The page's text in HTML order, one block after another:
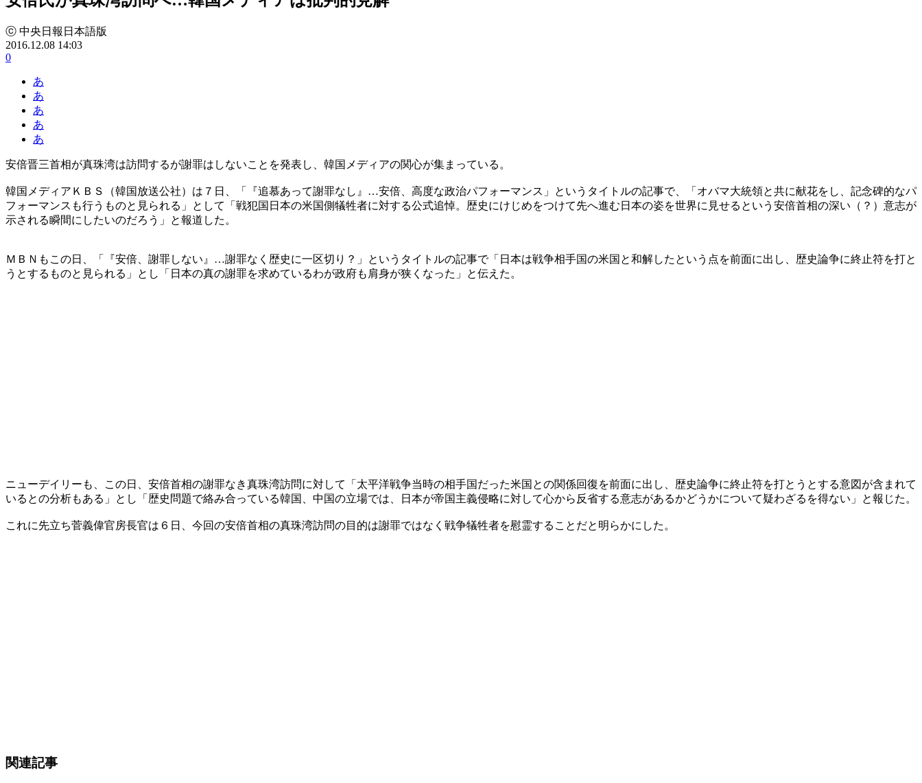
ⓒ 中央日報日本語版
2016.12.08 14:03
0
あ
あ
あ
あ
あ
安倍晋三首相が真珠湾は訪問するが謝罪はしないことを発表し、韓国メディアの関心が集まっている。
韓国メディアＫＢＳ（韓国放送公社）は７日、「『追慕あって謝罪なし』…安倍、高度な政治パフォーマンス」というタイトルの記事で、「オバマ大統領と共に献花をし、記念碑的なパ
フォーマンスも行うものと見られる」として「戦犯国日本の米国側犠牲者に対する公式追悼。歴史にけじめをつけて先へ進む日本の姿を世界に見せるという安倍首相の深い（？）意志が
示される瞬間にしたいのだろう」と報道した。
ＭＢＮもこの日、「『安倍、謝罪しない』…謝罪なく歴史に一区切り？」というタイトルの記事で「日本は戦争相手国の米国と和解したという点を前面に出し、歴史論争に終止符を打と
うとするものと見られる」とし「日本の真の謝罪を求めているわが政府も肩身が狭くなった」と伝えた。
ニューデイリーも、この日、安倍首相の謝罪なき真珠湾訪問に対して「太平洋戦争当時の相手国だった米国との関係回復を前面に出し、歴史論争に終止符を打とうとする意図が含まれて
いるとの分析もある」とし「歴史問題で絡み合っている韓国、中国の立場では、日本が帝国主義侵略に対して心から反省する意志があるかどうかについて疑わざるを得ない」と報じた。
これに先立ち菅義偉官房長官は６日、今回の安倍首相の真珠湾訪問の目的は謝罪ではなく戦争犠牲者を慰霊することだと明らかにした。
関連記事